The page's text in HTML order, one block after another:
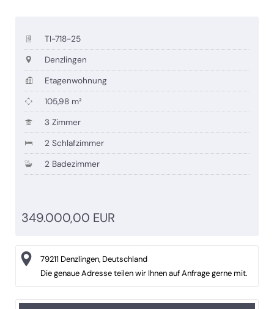
TI-718-25
Denzlingen
Etagenwohnung
105,98 m²
3 Zimmer
2 Schlafzimmer
2 Badezimmer
349.000,00 EUR
79211 Denzlingen, Deutschland
Die genaue Adresse teilen wir Ihnen auf Anfrage gerne mit.